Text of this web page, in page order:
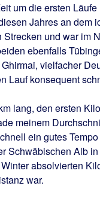
um die ersten
Jahres an dem
und war im
ebenfalls
vielfacher
Lauf konsequent
lang, den ersten
meinem
ein gutes
Schwäbischen Alb
absolvierten
war.